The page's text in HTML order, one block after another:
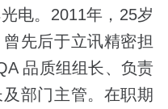
电。2011年， 25岁
曾先后于立讯精密担
品质组组长、负责
部门主管。在职期